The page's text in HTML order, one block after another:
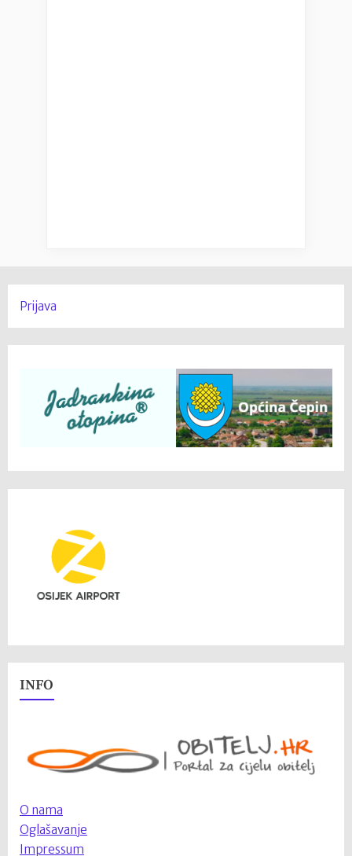
Prijava
INFO
O nama
Oglašavanje
Impressum